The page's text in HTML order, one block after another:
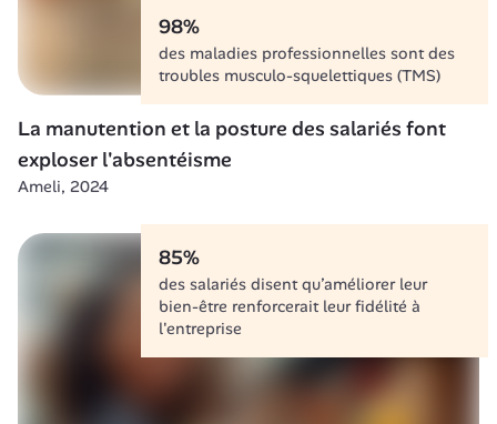
98%
des maladies professionnelles sont des
troubles musculo-squelettiques (TMS)
La manutention et la posture des salariés font
exploser l'absentéisme
Ameli, 2024
85%
des salariés disent qu’améliorer leur
bien-être renforcerait leur fidélité à
l'entreprise